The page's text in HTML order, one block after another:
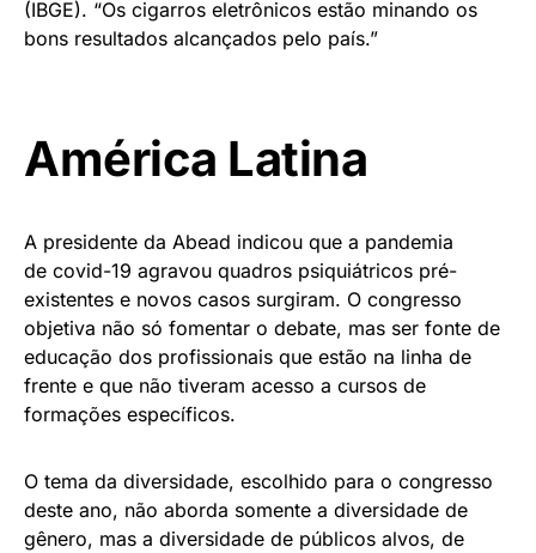
(IBGE). “Os cigarros eletrônicos estão minando os
bons resultados alcançados pelo país.”
América Latina
A presidente da Abead indicou que a pandemia
de covid-19 agravou quadros psiquiátricos pré-
existentes e novos casos surgiram. O congresso
objetiva não só fomentar o debate, mas ser fonte de
educação dos profissionais que estão na linha de
frente e que não tiveram acesso a cursos de
formações específicos.
O tema da diversidade, escolhido para o congresso
deste ano, não aborda somente a diversidade de
gênero, mas a diversidade de públicos alvos, de